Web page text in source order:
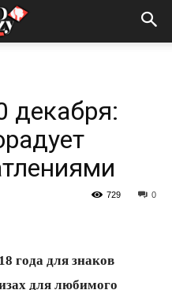
декабря:
0
729
года для знаков
для любимого